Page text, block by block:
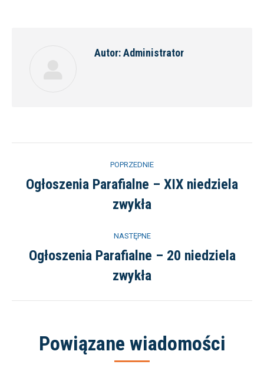
Autor:Administrator
Nawigacja
wpisów
POPRZEDNIE
wpis:
Ogłoszenia Parafialne – XIX niedziela
zwykła
NASTĘPNE
wpis:
Ogłoszenia Parafialne – 20 niedziela
zwykła
Powiązane wiadomości